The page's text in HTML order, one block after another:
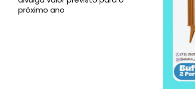
próximo ano